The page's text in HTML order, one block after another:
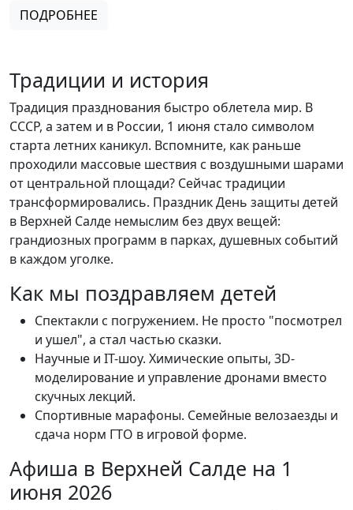
ПОДРОБНЕЕ
Традиции и история
Традиция празднования быстро облетела мир. В
СССР, а затем и в России, 1 июня стало символом
старта летних каникул. Вспомните, как раньше
проходили массовые шествия с воздушными шарами
от центральной площади? Сейчас традиции
трансформировались. Праздник День защиты детей
в Верхней Салде немыслим без двух вещей:
грандиозных программ в парках, душевных событий
в каждом уголке.
Как мы поздравляем детей
Спектакли с погружением. Не просто "посмотрел
и ушел", а стал частью сказки.
Научные и IT-шоу. Химические опыты, 3D-
моделирование и управление дронами вместо
скучных лекций.
Спортивные марафоны. Семейные велозаезды и
сдача норм ГТО в игровой форме.
Афиша в Верхней Салде на 1
июня 2026